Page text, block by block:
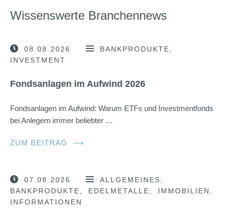
Wissenswerte Branchennews
08.08.2026
BANKPRODUKTE
INVESTMENT
Fondsanlagen im Aufwind 2026
Fondsanlagen im Aufwind: Warum ETFs und Investmentfonds
bei Anlegern immer beliebter …
ZUM BEITRAG ⟶
07.08.2026
ALLGEMEINES
BANKPRODUKTE
EDELMETALLE
IMMOBILIEN
INFORMATIONEN